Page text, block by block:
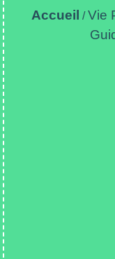
Accueil /Vie